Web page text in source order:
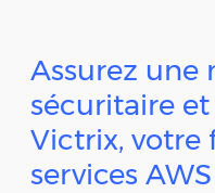
Assurez une
sécuritaire
Victrix, votre
services AWS